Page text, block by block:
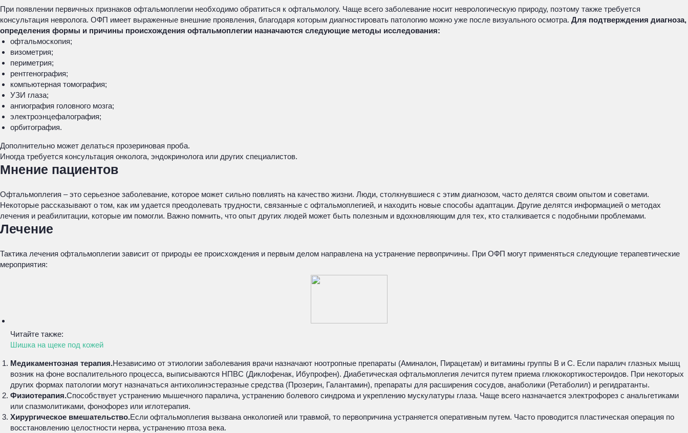
При появлении первичных признаков офтальмоплегии необходимо обратиться к офтальмологу. Чаще всего заболевание носит неврологическую природу, поэтому также требуется
консультация невролога. ОФП имеет выраженные внешние проявления, благодаря которым диагностировать патологию можно уже после визуального осмотра. Для подтверждения диагноза,
определения формы и причины происхождения офтальмоплегии назначаются следующие методы исследования:
офтальмоскопия;
визометрия;
периметрия;
рентгенография;
компьютерная томография;
УЗИ глаза;
ангиография головного мозга;
электроэнцефалография;
орбитография.
Дополнительно может делаться прозериновая проба.
Иногда требуется консультация онколога, эндокринолога или других специалистов.
Мнение пациентов
Офтальмоплегия – это серьезное заболевание, которое может сильно повлиять на качество жизни. Люди, столкнувшиеся с этим диагнозом, часто делятся своим опытом и советами.
Некоторые рассказывают о том, как им удается преодолевать трудности, связанные с офтальмоплегией, и находить новые способы адаптации. Другие делятся информацией о методах
лечения и реабилитации, которые им помогли. Важно помнить, что опыт других людей может быть полезным и вдохновляющим для тех, кто сталкивается с подобными проблемами.
Лечение
Тактика лечения офтальмоплегии зависит от природы ее происхождения и первым делом направлена на устранение первопричины. При ОФП могут применяться следующие терапевтические
мероприятия:
Читайте также:
Шишка на щеке под кожей
Медикаментозная терапия.Независимо от этиологии заболевания врачи назначают ноотропные препараты (Аминалон, Пирацетам) и витамины группы В и С. Если паралич глазных мышц
возник на фоне воспалительного процесса, выписываются НПВС (Диклофенак, Ибупрофен). Диабетическая офтальмоплегия лечится путем приема глюкокортикостероидов. При некоторых
других формах патологии могут назначаться антихолинэстеразные средства (Прозерин, Галантамин), препараты для расширения сосудов, анаболики (Ретаболил) и регидратанты.
Физиотерапия.Способствует устранению мышечного паралича, устранению болевого синдрома и укреплению мускулатуры глаза. Чаще всего назначается электрофорез с анальгетиками
или спазмолитиками, фонофорез или иглотерапия.
Хирургическое вмешательство.Если офтальмоплегия вызвана онкологией или травмой, то первопричина устраняется оперативным путем. Часто проводится пластическая операция по
восстановлению целостности нерва, устранению птоза века.